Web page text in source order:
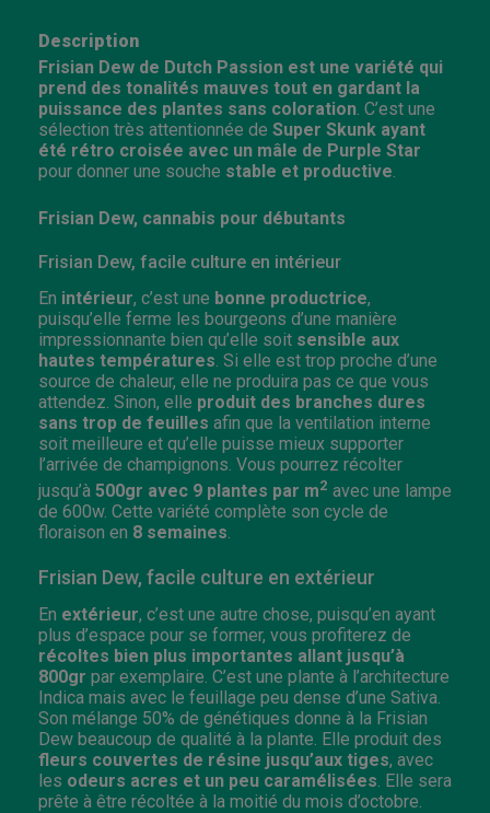
Description
Frisian Dew de Dutch Passion est une variété qui
prend des tonalités mauves tout en gardant la
puissance des plantes sans coloration . C’est une
sélection très attentionnée de Super Skunk ayant
été rétro croisée avec un mâle de Purple Star
pour donner une souche stable et productive
Frisian Dew, cannabis pour débutants
Frisian Dew, facile culture en intérieur
En intérieur, c’est une bonne productrice,
puisqu’elle ferme les bourgeons d’une manière
impressionnante bien qu’elle soit sensible aux
hautes températures . Si elle est trop proche d’une
source de chaleur, elle ne produira pas ce que vous
attendez. Sinon, elle produit des branches dures
sans trop de feuilles afin que la ventilation interne
soit meilleure et qu’elle puisse mieux supporter
l’arrivée de champignons. Vous pourrez récolter
jusqu’à 500gr avec 9 plantes par m2 avec une lampe
de 600w. Cette variété complète son cycle de
floraison en 8 semaines.
Frisian Dew, facile culture en extérieur
En extérieur, c’est une autre chose, puisqu’en ayant
plus d’espace pour se former, vous profiterez de
récoltes bien plus importantes allant jusqu’à
800gr par exemplaire. C’est une plante à l’architecture
Indica mais avec le feuillage peu dense d’une Sativa.
Son mélange 50% de génétiques donne à la Frisian
Dew beaucoup de qualité à la plante. Elle produit des
fleurs couvertes de résine jusqu’aux tiges, avec
les odeurs acres et un peu caramélisées. Elle sera
prête à être récoltée à la moitié du mois d’octobre.